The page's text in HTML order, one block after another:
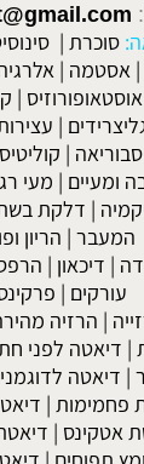
סוכרת |
| אסטמה |
אוסטאופורוזיס |
|
סבוריאה |
ומעיים | מעי
| דלקת
המעבר | הריון
| דיכאון |
עורקים |
| הרזיה
| דיאטה לפני
| דיאטה
פחמימות |
אטקינס |